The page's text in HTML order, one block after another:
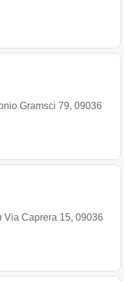
Gramsci 79, 09036
Via Caprera 15, 09036